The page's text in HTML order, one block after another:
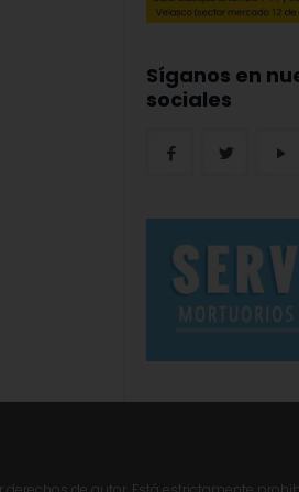
Síganos en
sociales